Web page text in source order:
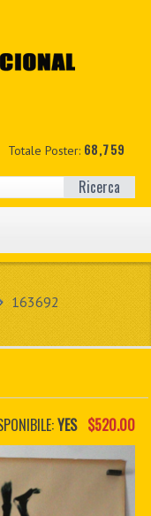
Totale Poster: 68,759
Ricerca
163692
YES $520.00